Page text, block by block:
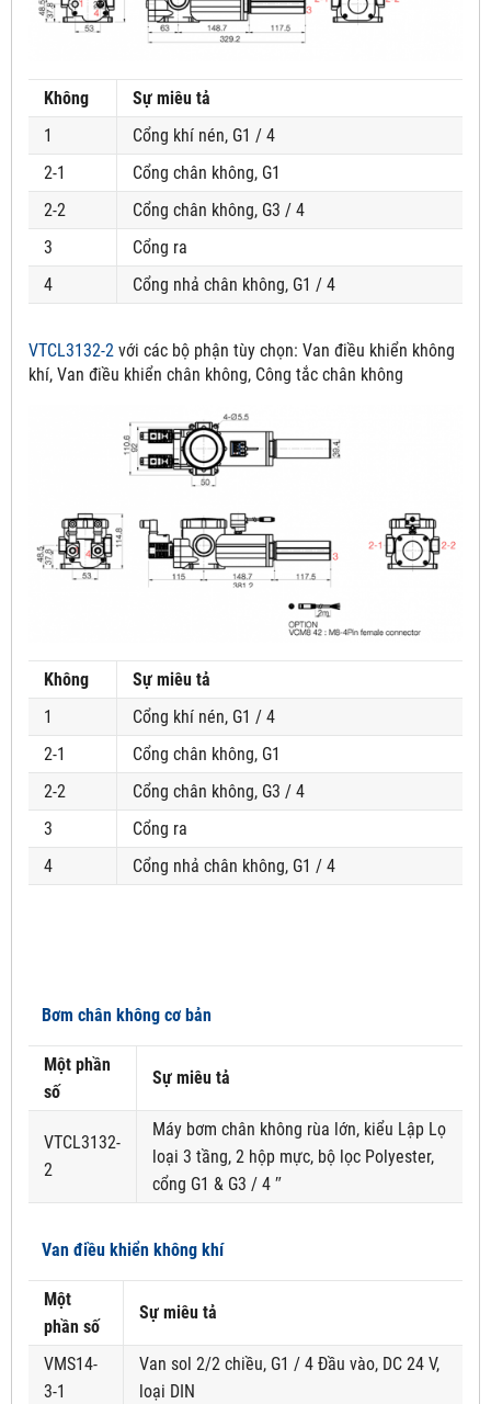
Không
Sự miêu tả
1
Cổng khí nén, G1 / 4
2-1
Cổng chân không, G1
2-2
Cổng chân không, G3 / 4
3
Cổng ra
4
Cổng nhả chân không, G1 / 4
VTCL3132-2 với các bộ phận tùy chọn: Van điều khiển không
khí, Van điều khiển chân không, Công tắc chân không
Không
Sự miêu tả
1
Cổng khí nén, G1 / 4
2-1
Cổng chân không, G1
2-2
Cổng chân không, G3 / 4
3
Cổng ra
4
Cổng nhả chân không, G1 / 4
Bơm chân không cơ bản
Một phần
số
Sự miêu tả
VTCL3132-
2
Máy bơm chân không rùa lớn, kiểu Lập Lọ
loại 3 tầng, 2 hộp mực, bộ lọc Polyester,
cổng G1 & G3 / 4 ″
Van điều khiển không khí
Một
phần số
Sự miêu tả
VMS14-
3-1
Van sol 2/2 chiều, G1 / 4 Đầu vào, DC 24 V,
loại DIN